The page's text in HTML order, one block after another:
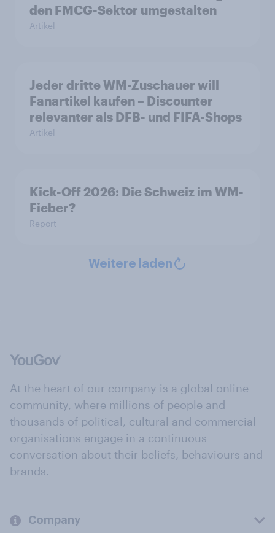
den FMCG-Sektor umgestalten
Artikel
Jeder dritte WM-Zuschauer will
Fanartikel kaufen – Discounter
relevanter als DFB- und FIFA-Shops
Artikel
Kick-Off 2026: Die Schweiz im WM-
Fieber?​
Report
Weitere laden
At the heart of our company is a global online
community, where millions of people and
thousands of political, cultural and commercial
organisations engage in a continuous
conversation about their beliefs, behaviours and
brands.
Company